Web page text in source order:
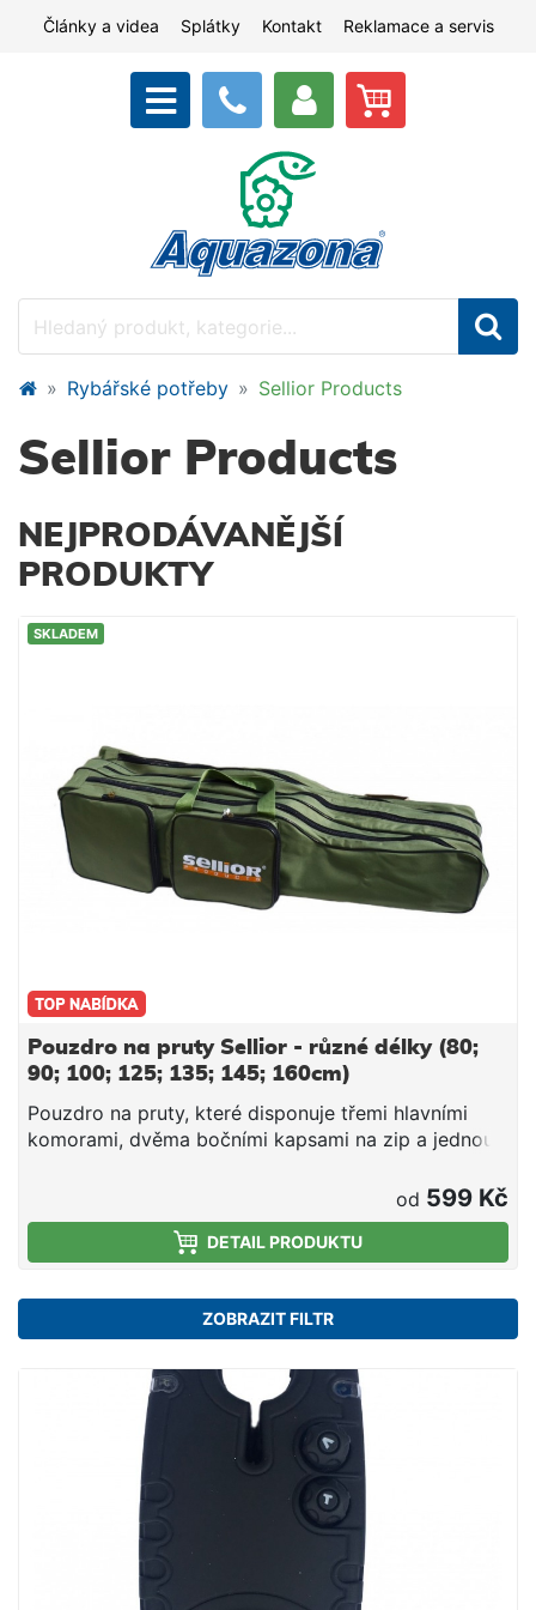
Články a videa Splátky Kontakt Reklamace a servis
Rybářské potřeby Sellior Products
Sellior Products
NEJPRODÁVANĚJŠÍ
PRODUKTY
SKLADEM
Pouzdro na pruty Sellior - různé délky (80;
90; 100; 125; 135; 145; 160cm)
Pouzdro na pruty, které disponuje třemi hlavními
komorami, dvěma bočními kapsami na zip a jednou
skvěle hodí například na vidličky. Celé pouzdro je
ušito z velmi kvalitního materiálu a na namáhaných
místech má dvojité švy. Oceníte také spolehlivé,
robustní zipy a nastavitelné ramenní popruhy.
od 599 Kč
DETAIL PRODUKTU
ZOBRAZIT FILTR